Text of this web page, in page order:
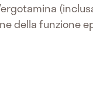
della funzione